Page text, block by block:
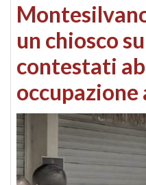
un chiosco
contestati
occupazione